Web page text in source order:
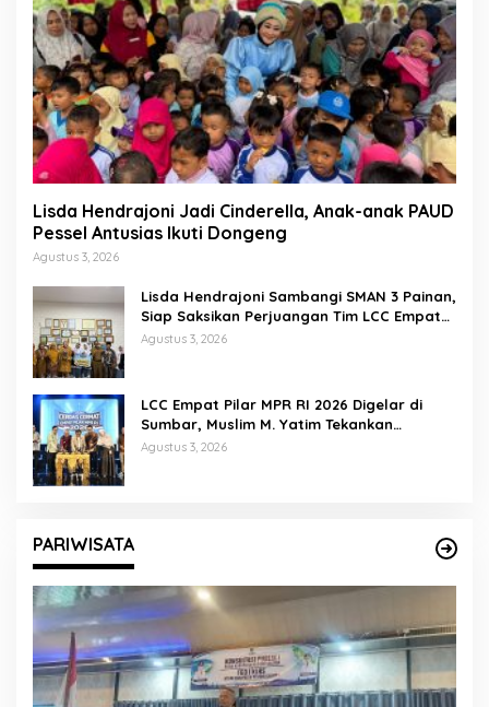
Lisda Hendrajoni Jadi Cinderella, Anak-anak PAUD
Pessel Antusias Ikuti Dongeng
Agustus 3, 2026
Lisda Hendrajoni Sambangi SMAN 3 Painan,
Siap Saksikan Perjuangan Tim LCC Empat
Pilar di Jakarta
Agustus 3, 2026
LCC Empat Pilar MPR RI 2026 Digelar di
Sumbar, Muslim M. Yatim Tekankan
Pentingnya Karakter Generasi Muda
Agustus 3, 2026
PARIWISATA